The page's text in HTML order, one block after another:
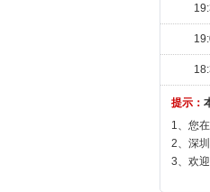
提示：
1、您
2、深
3、欢